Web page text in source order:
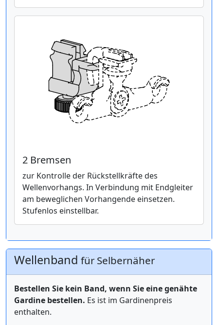
2 Bremsen
zur Kontrolle der Rückstellkräfte des
Wellenvorhangs. In Verbindung mit Endgleiter
am beweglichen Vorhangende einsetzen.
Stufenlos einstellbar.
Wellenband für Selbernäher
Bestellen Sie kein Band, wenn Sie eine genähte
Gardine bestellen. Es ist im Gardinenpreis
enthalten.